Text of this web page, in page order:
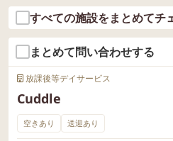
すべての施設をまとめてチ
まとめて問い合わせする
放課後等デイサービス
Cuddle
空きあり 送迎あり